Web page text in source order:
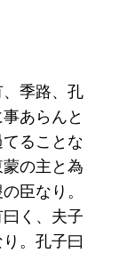
季路、孔
あらんと
ることな
の主と為
臣なり。
く、夫子
。孔子曰